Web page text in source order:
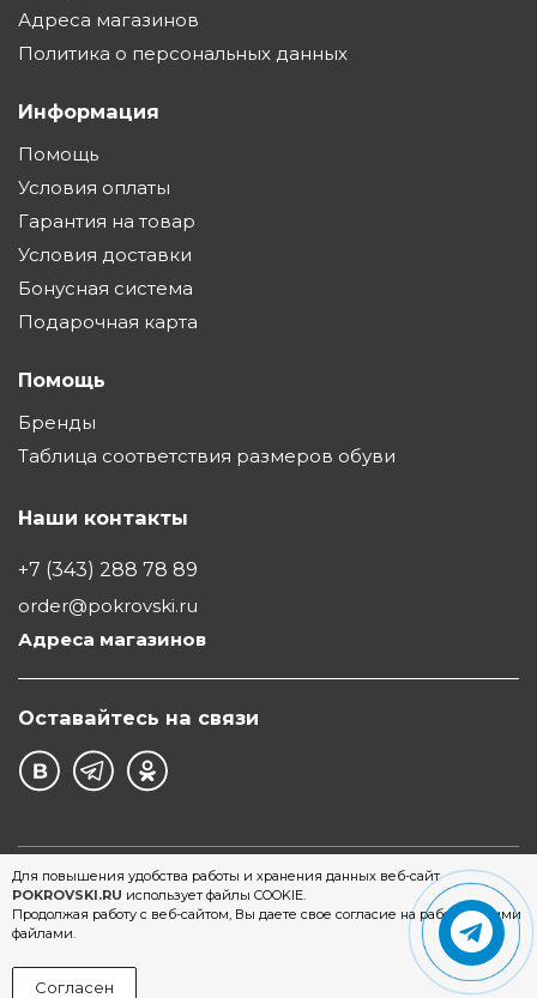
Для повышения удобства работы и хранения данных веб-сайт
POKROVSKI.RU использует файлы COOKIE.
Продолжая работу с веб-сайтом, Вы даете свое согласие на работу с этими
файлами.
Согласен
Адреса магазинов
Политика о персональных данных
Информация
Помощь
Условия оплаты
Гарантия на товар
Условия доставки
Бонусная система
Подарочная карта
Помощь
Бренды
Таблица соответствия размеров обуви
Наши контакты
+7 (343) 288 78 89
order@pokrovski.ru
Адреса магазинов
Оставайтесь на связи
©1997 - 2026 Обувной Дом "Покровский" - сеть
магазинов обуви в Екатеринбурге